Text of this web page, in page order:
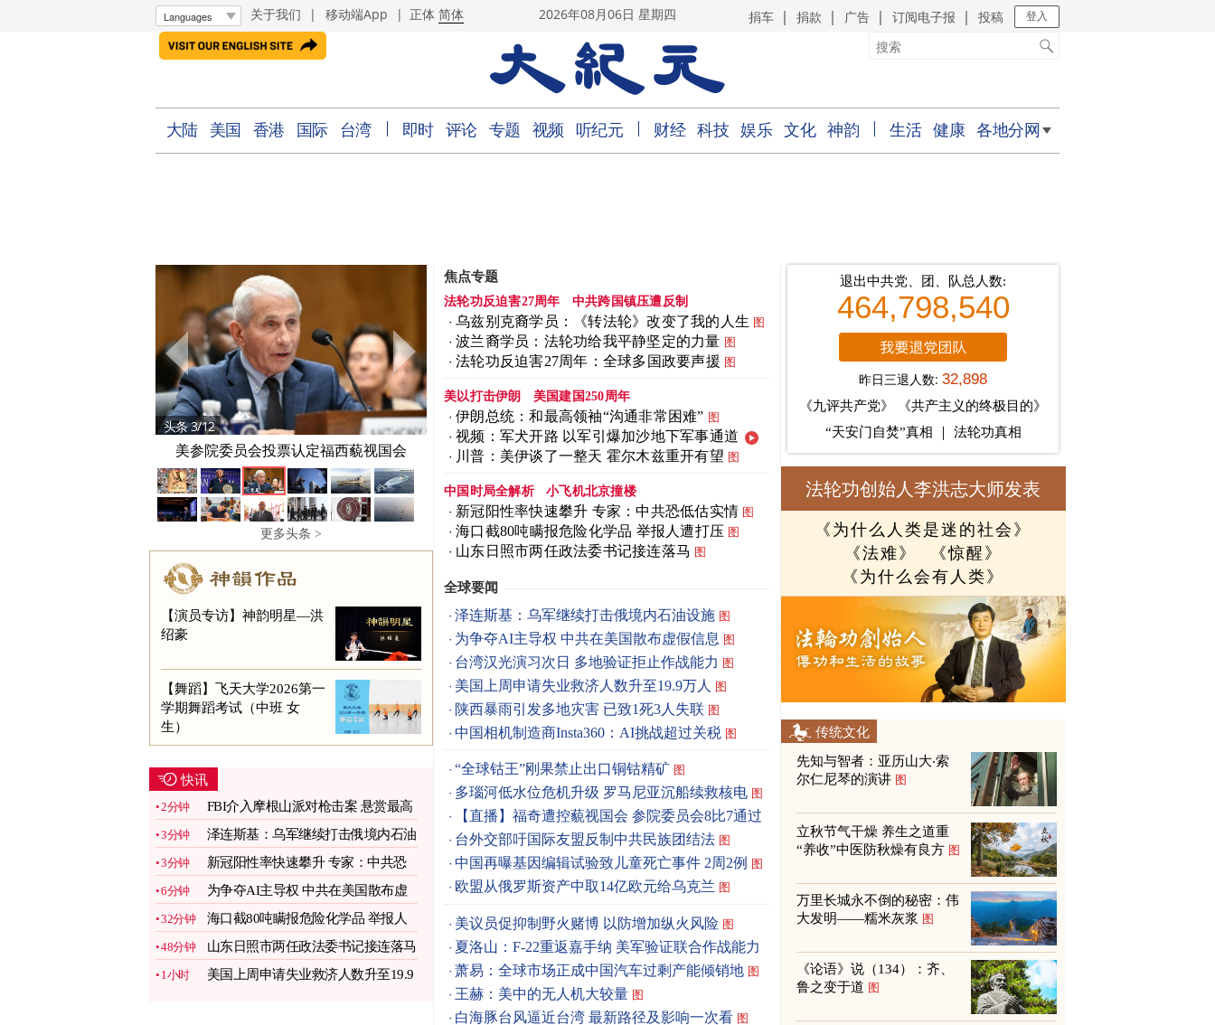
关于我们 | 移动端App | 正体 简体 2026年08月06日 星期四 捐车 捐款 广告 订阅电子报 投稿 登入
大陆 美国 香港 国际 台湾 即时 评论 专题 视频 听纪元 财经 科技 娱乐 文化 神韵 生活 健康 各地分网
头条 3/12
美参院委员会投票认定福西藐视国会
更多头条 >
【演员专访】神韵明星—洪
绍豪
【舞蹈】飞天大学2026第一
学期舞蹈考试（中班 女
生）
快讯
2分钟
FBI介入摩根山派对枪击案 悬赏最高
2万美元缉凶 图
3分钟
泽连斯基：乌军继续打击俄境内石油
设施 图
3分钟
新冠阳性率快速攀升 专家：中共恐
低估实情 图
6分钟
为争夺AI主导权 中共在美国散布虚
假信息
图
32分钟
海口截80吨瞒报危险化学品 举报人
遭打压 图
48分钟 山东日照市两任政法委书记接连落马
图
1小时
美国上周申请失业救济人数升至19.9
焦点专题
法轮功反迫害27周年 中共跨国镇压遭反制
乌兹别克裔学员：《转法轮》改变了我的人生 图
波兰裔学员：法轮功给我平静坚定的力量 图
法轮功反迫害27周年：全球多国政要声援 图
美以打击伊朗 美国建国250周年
伊朗总统：和最高领袖“沟通非常困难” 图
视频：军犬开路 以军引爆加沙地下军事通道
川普：美伊谈了一整天 霍尔木兹重开有望 图
中国时局全解析 小飞机北京撞楼
新冠阳性率快速攀升 专家：中共恐低估实情 图
海口截80吨瞒报危险化学品 举报人遭打压 图
山东日照市两任政法委书记接连落马 图
全球要闻
泽连斯基：乌军继续打击俄境内石油设施 图
为争夺AI主导权 中共在美国散布虚假信息 图
台湾汉光演习次日 多地验证拒止作战能力 图
美国上周申请失业救济人数升至19.9万人 图
陕西暴雨引发多地灾害 已致1死3人失联 图
中国相机制造商Insta360：AI挑战超过关税 图
“全球钴王”刚果禁止出口铜钴精矿 图
多瑙河低水位危机升级 罗马尼亚沉船续救核电 图
【直播】福奇遭控藐视国会 参院委员会8比7通过
台外交部吁国际友盟反制中共民族团结法 图
中国再曝基因编辑试验致儿童死亡事件 2周2例 图
欧盟从俄罗斯资产中取14亿欧元给乌克兰 图
美议员促抑制野火赌博 以防增加纵火风险 图
夏洛山：F-22重返嘉手纳 美军验证联合作战能力
图
萧易：全球市场正成中国汽车过剩产能倾销地 图
王赫：美中的无人机大较量 图
白海豚台风逼近台湾 最新路径及影响一次看 图
退出中共党、团、队总人数:
464,798,540
昨日三退人数:32,898
《九评共产党》
《共产主义的终极目的》
“天安门自焚”真相
法轮功真相
法轮功创始人李洪志大师发表
《为什么人类是迷的社会》
《法难》
《惊醒》
《为什么会有人类》
传统文化
先知与智者：亚历山大‧索
尔仁尼琴的演讲 图
立秋节气干燥 养生之道重
“养收”中医防秋燥有良方 图
万里长城永不倒的秘密：伟
大发明——糯米灰浆 图
《论语》说（134）：齐、
鲁之变于道 图